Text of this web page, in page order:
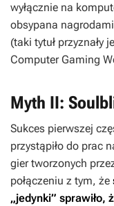
wyłącznie na
obsypana
(taki tytuł przyznały
Computer Gaming
Myth II:
Sukces pierwszej
przystąpiło do prac
gier tworzonych
połączeniu z tym, że
„jedynki” sprawiło,